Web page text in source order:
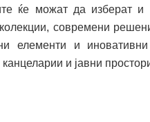
ќе можат да изберат и
современи
елементи и
и јавни